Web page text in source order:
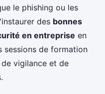
le phishing ou les
des bonnes
en entreprise en
sessions de formation
vigilance et de